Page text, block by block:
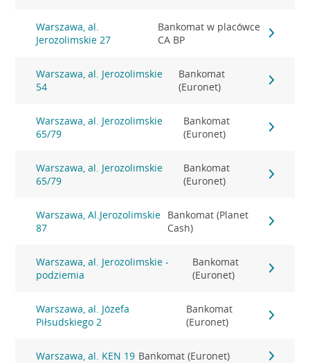
Warszawa, al.
Jerozolimskie 27
Bankomat w placówce
CA BP
Warszawa, al. Jerozolimskie
54
Bankomat
(Euronet)
Warszawa, al. Jerozolimskie
65/79
Bankomat
(Euronet)
Warszawa, al. Jerozolimskie
65/79
Bankomat
(Euronet)
Warszawa, Al.Jerozolimskie
87
Bankomat (Planet
Cash)
Warszawa, al. Jerozolimskie -
podziemia
Bankomat
(Euronet)
Warszawa, al. Józefa
Piłsudskiego 2
Bankomat
(Euronet)
Warszawa, al. KEN 19 Bankomat (Euronet)